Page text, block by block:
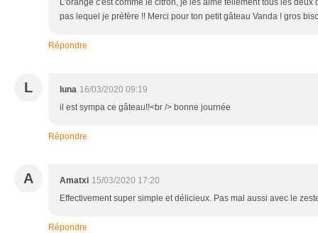
pas lequel je préfère !! Merci pour ton petit gâteau Vanda ! gros
Répondre
L luna 16/03/2020 09:19
il est sympa ce gâteau!!<br /> bonne journée
Répondre
A Amatxi 15/03/2020 17:20
Effectivement super simple et délicieux. Pas mal aussi avec le
Répondre